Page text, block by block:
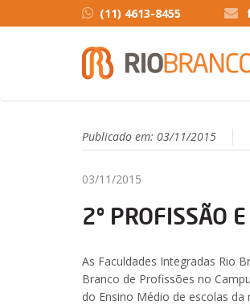
(11) 4613-8455
Publicado em: 03/11/2015
03/11/2015
2º PROFISSÃO
As Faculdades Integradas Rio
Branco de Profissões no
do Ensino Médio de escolas